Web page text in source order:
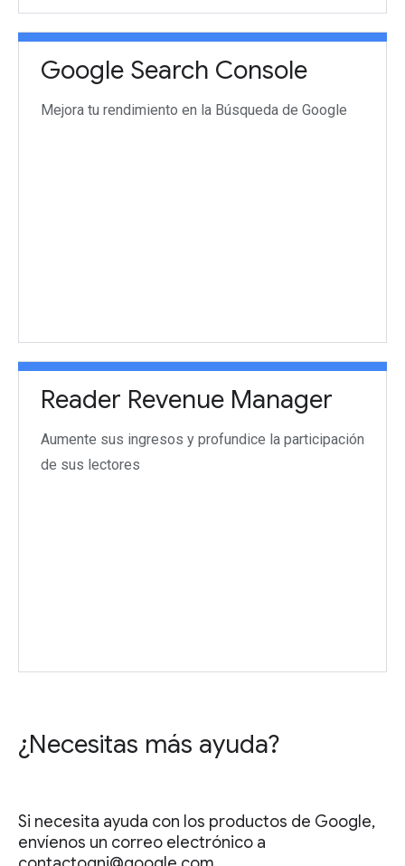
Google Search Console
Mejora tu rendimiento en la Búsqueda de Google
Reader Revenue Manager
Aumente sus ingresos y profundice la participación
de sus lectores
¿Necesitas más ayuda?
Si necesita ayuda con los productos de Google,
envíenos un correo electrónico a